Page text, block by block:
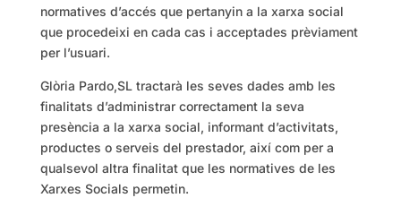
normatives d’accés que pertanyin a la xarxa social
que procedeixi en cada cas i acceptades prèviament
per l’usuari.
Glòria Pardo,SL tractarà les seves dades amb les
finalitats d’administrar correctament la seva
presència a la xarxa social, informant d’activitats,
productes o serveis del prestador, així com per a
qualsevol altra finalitat que les normatives de les
Xarxes Socials permetin.